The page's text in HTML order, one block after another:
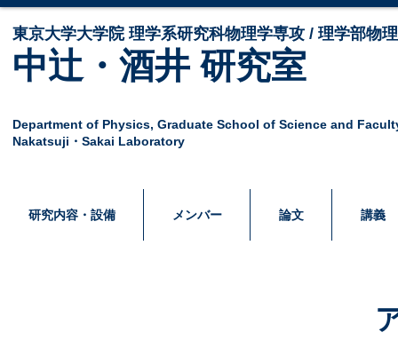
東京大学大学院 ​理学系研究科物理学専攻 / 理学部物
中辻・酒井 研究室
Department of Physics, Graduate School of Science and
Nakatsuji・Sakai Laboratory
研究内容・設備 メンバー 論文 講義